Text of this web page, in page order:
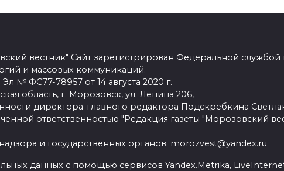
вестник" Сайт зарегистрирован Федеральной службой
и массовых коммуникаций.
№ ФС77-78957 от 14 августа 2020 г.
область, г. Морозовск, ул. Ленина 206,
директора-главного редактора Подскребкина
ответственностью "Редакция газеты "Морозовский
и государственных органов: morozvest@yandex.ru
данных с помощью сервисов Yandex.Metrika,